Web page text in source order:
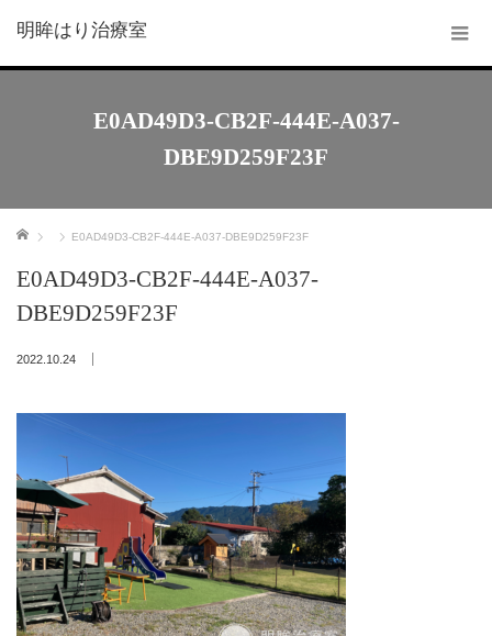
明眸はり治療室
E0AD49D3-CB2F-444E-A037-
DBE9D259F23F
ホーム E0AD49D3-CB2F-444E-A037-DBE9D259F23F
E0AD49D3-CB2F-444E-A037-
DBE9D259F23F
2022.10.24